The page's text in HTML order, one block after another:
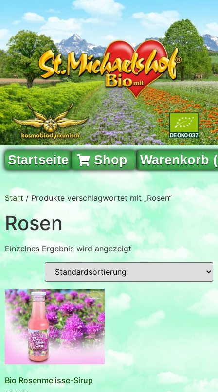
Startseite Shop Warenkorb
Start / Produkte verschlagwortet mit „Rosen“
Rosen
Einzelnes Ergebnis wird angezeigt
Bio Rosenmelisse-Sirup